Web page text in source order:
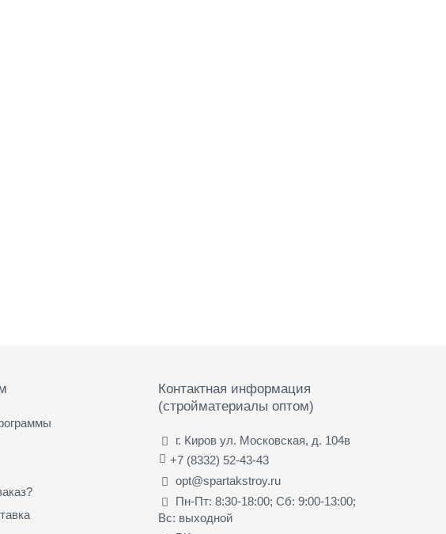
Контактная информация
(стройматериалы оптом)
г. Киров ул. Московская, д. 104в
+7 (8332) 52-43-43
opt@spartakstroy.ru
Пн-Пт: 8:30-18:00; Сб: 9:00-13:00;
Вс: выходной